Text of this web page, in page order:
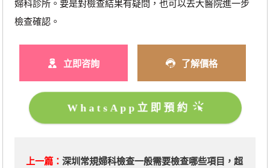
婦科診所。要是對檢查結果有疑問，也可以去大醫院進一步
檢查確認。
立即咨詢 了解價格
WhatsApp立即預約
上一篇： 深圳常規婦科檢查一般需要檢查哪些項目，超